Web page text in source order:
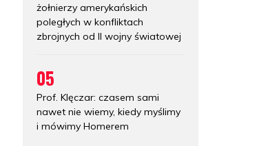
żołnierzy amerykańskich
poległych w konfliktach
zbrojnych od II wojny światowej
05
Prof. Klęczar: czasem sami
nawet nie wiemy, kiedy myślimy
i mówimy Homerem